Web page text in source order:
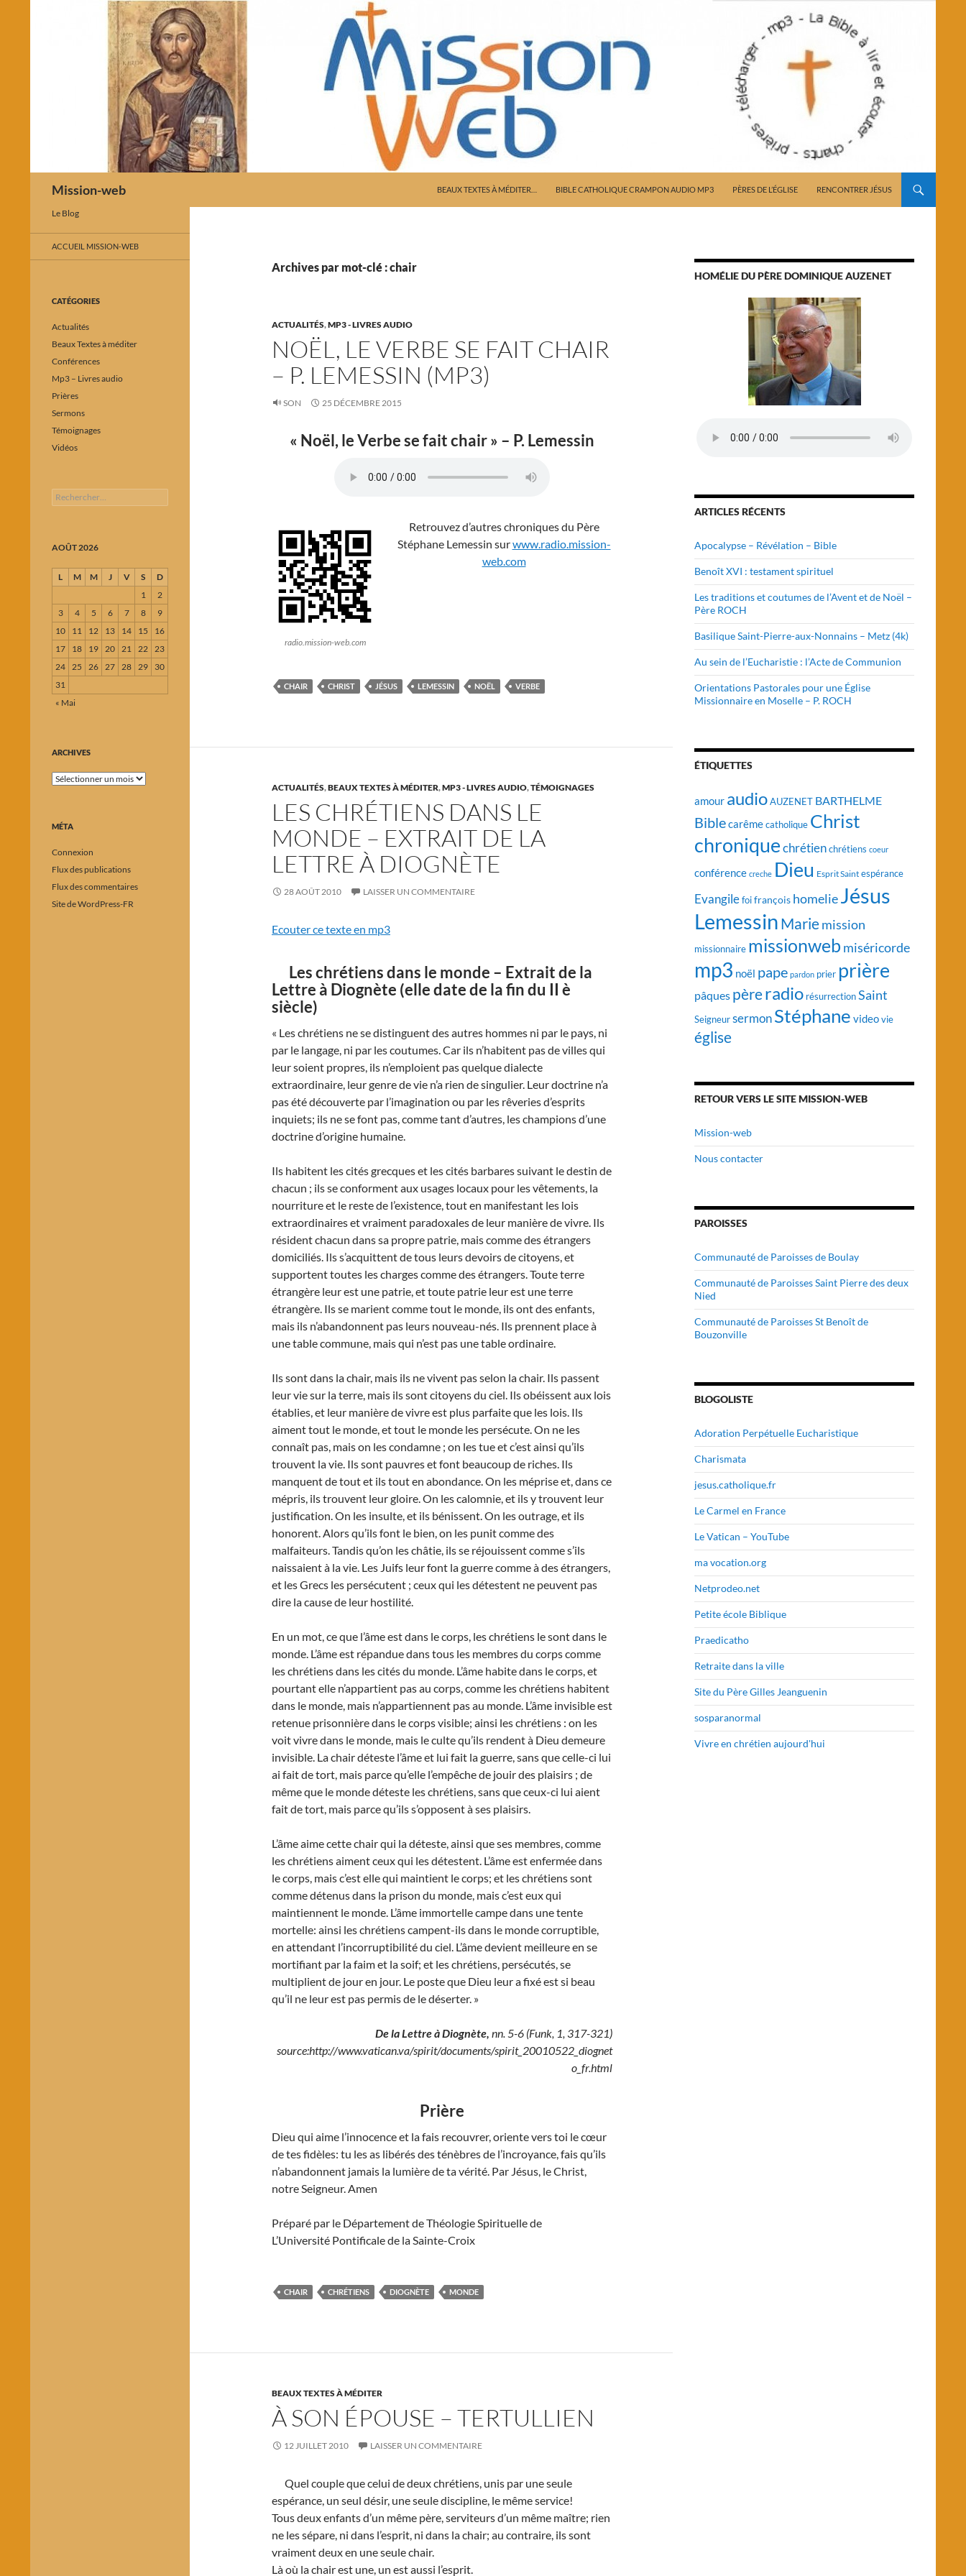
Mission-web
BEAUX TEXTES À MÉDITER…
BIBLE CATHOLIQUE CRAMPON AUDIO MP3 PÈRES DE L’ÉGLISE RENCONTRER JÉSUS
Archives par mot-clé : chair
ACTUALITÉS,MP3 - LIVRES AUDIO
NOËL, LE VERBE SE FAIT CHAIR
– P. LEMESSIN (MP3)
SON 25 DÉCEMBRE 2015
« Noël, le Verbe se fait chair » – P. Lemessin
radio.mission-web.com
Retrouvez d’autres chroniques du Père
Stéphane Lemessin surwww.radio.mission-
web.com
CHAIR CHRIST JÉSUS LEMESSIN NOËL VERBE
ACTUALITÉS,BEAUX TEXTES À MÉDITER,MP3 - LIVRES AUDIO,TÉMOIGNAGES
LES CHRÉTIENS DANS LE
MONDE – EXTRAIT DE LA
LETTRE À DIOGNÈTE
28 AOÛT 2010 LAISSER UN COMMENTAIRE
Ecouter ce texte en mp3
Les chrétiens dans le monde – Extrait de la
Lettre à Diognète (elle date de la fin du II è
siècle)
« Les chrétiens ne se distinguent des autres hommes ni par le pays, ni
par le langage, ni par les coutumes. Car ils n’habitent pas de villes qui
leur soient propres, ils n’emploient pas quelque dialecte
extraordinaire, leur genre de vie n’a rien de singulier. Leur doctrine n’a
pas été découverte par l’imagination ou par les rêveries d’esprits
inquiets; ils ne se font pas, comme tant d’autres, les champions d’une
doctrine d’origine humaine.
Ils habitent les cités grecques et les cités barbares suivant le destin de
chacun ; ils se conforment aux usages locaux pour les vêtements, la
nourriture et le reste de l’existence, tout en manifestant les lois
extraordinaires et vraiment paradoxales de leur manière de vivre. Ils
résident chacun dans sa propre patrie, mais comme des étrangers
domiciliés. Ils s’acquittent de tous leurs devoirs de citoyens, et
supportent toutes les charges comme des étrangers. Toute terre
étrangère leur est une patrie, et toute patrie leur est une terre
étrangère. Ils se marient comme tout le monde, ils ont des enfants,
mais ils n’abandonnent pas leurs nouveau-nés. Ils prennent place à
une table commune, mais qui n’est pas une table ordinaire.
Ils sont dans la chair, mais ils ne vivent pas selon la chair. Ils passent
leur vie sur la terre, mais ils sont citoyens du ciel. Ils obéissent aux lois
établies, et leur manière de vivre est plus parfaite que les lois. Ils
aiment tout le monde, et tout le monde les persécute. On ne les
connaît pas, mais on les condamne ; on les tue et c’est ainsi qu’ils
trouvent la vie. Ils sont pauvres et font beaucoup de riches. Ils
manquent de tout et ils tout en abondance. On les méprise et, dans ce
mépris, ils trouvent leur gloire. On les calomnie, et ils y trouvent leur
justification. On les insulte, et ils bénissent. On les outrage, et ils
honorent. Alors qu’ils font le bien, on les punit comme des
malfaiteurs. Tandis qu’on les châtie, ils se réjouissent comme s’ils
naissaient à la vie. Les Juifs leur font la guerre comme à des étrangers,
et les Grecs les persécutent ; ceux qui les détestent ne peuvent pas
dire la cause de leur hostilité.
En un mot, ce que l’âme est dans le corps, les chrétiens le sont dans le
monde. L’âme est répandue dans tous les membres du corps comme
les chrétiens dans les cités du monde. L’âme habite dans le corps, et
pourtant elle n’appartient pas au corps, comme les chrétiens habitent
dans le monde, mais n’appartiennent pas au monde. L’âme invisible est
retenue prisonnière dans le corps visible; ainsi les chrétiens : on les
voit vivre dans le monde, mais le culte qu’ils rendent à Dieu demeure
invisible. La chair déteste l’âme et lui fait la guerre, sans que celle-ci lui
ai fait de tort, mais parce qu’elle l’empêche de jouir des plaisirs ; de
même que le monde déteste les chrétiens, sans que ceux-ci lui aient
fait de tort, mais parce qu’ils s’opposent à ses plaisirs.
L’âme aime cette chair qui la déteste, ainsi que ses membres, comme
les chrétiens aiment ceux qui les détestent. L’âme est enfermée dans
le corps, mais c’est elle qui maintient le corps; et les chrétiens sont
comme détenus dans la prison du monde, mais c’est eux qui
maintiennent le monde. L’âme immortelle campe dans une tente
mortelle: ainsi les chrétiens campent-ils dans le monde corruptible,
en attendant l’incorruptibilité du ciel. L’âme devient meilleure en se
mortifiant par la faim et la soif; et les chrétiens, persécutés, se
multiplient de jour en jour. Le poste que Dieu leur a fixé est si beau
qu’il ne leur est pas permis de le déserter. »
De la Lettre à Diognète, nn. 5-6 (Funk, 1, 317-321)
source:http://www.vatican.va/spirit/documents/spirit_20010522_diognet
o_fr.html
Prière
Dieu qui aime l’innocence et la fais recouvrer, oriente vers toi le cœur
de tes fidèles: tu les as libérés des ténèbres de l’incroyance, fais qu’ils
n’abandonnent jamais la lumière de ta vérité. Par Jésus, le Christ,
notre Seigneur. Amen
Préparé par le Département de Théologie Spirituelle de
L’Université Pontificale de la Sainte-Croix
CHAIR CHRÉTIENS DIOGNÈTE MONDE
BEAUX TEXTES À MÉDITER
À SON ÉPOUSE – TERTULLIEN
12 JUILLET 2010 LAISSER UN COMMENTAIRE
Quel couple que celui de deux chrétiens, unis par une seule
espérance, un seul désir, une seule discipline, le même service!
Tous deux enfants d’un même père, serviteurs d’un même maître; rien
ne les sépare, ni dans l’esprit, ni dans la chair; au contraire, ils sont
vraiment deux en une seule chair.
Là où la chair est une, un est aussi l’esprit.
HOMÉLIE DU PÈRE DOMINIQUE AUZENET
ARTICLES RÉCENTS
Apocalypse – Révélation – Bible
Benoît XVI : testament spirituel
Les traditions et coutumes de l’Avent et de Noël –
Père ROCH
Basilique Saint-Pierre-aux-Nonnains – Metz (4k)
Au sein de l’Eucharistie : l’Acte de Communion
Orientations Pastorales pour une Église
Missionnaire en Moselle – P. ROCH
ÉTIQUETTES
amour audioAUZENET BARTHELME
Biblecarêmecatholique Christ
chronique chrétienchrétiens coeur
conférence creche Dieu Esprit Saint espérance
Evangilefoifrançois homelieJésus
LemessinMariemission
missionnaire missionweb miséricorde
mp3 noël pape pardon prier prière
pâques pèreradio résurrectionSaint
Seigneur sermon Stéphane videovie
église
RETOUR VERS LE SITE MISSION-WEB
Mission-web
Nous contacter
PAROISSES
Communauté de Paroisses de Boulay
Communauté de Paroisses Saint Pierre des deux
Nied
Communauté de Paroisses St Benoît de
Bouzonville
BLOGOLISTE
Adoration Perpétuelle Eucharistique
Charismata
jesus.catholique.fr
Le Carmel en France
Le Vatican – YouTube
ma vocation.org
Netprodeo.net
Petite école Biblique
Praedicatho
Retraite dans la ville
Site du Père Gilles Jeanguenin
sosparanormal
Vivre en chrétien aujourd'hui
Le Blog
ACCUEIL MISSION-WEB
CATÉGORIES
Actualités
Beaux Textes à méditer
Conférences
Mp3 – Livres audio
Prières
Sermons
Témoignages
Vidéos
Rechercher :
AOÛT 2026
L M M J V S
D
1
2
3
4 5 6 7 8
9
10
11 12 13 14 15
16
17
18 19 20 21 22 23
24 25 26 27 28 29
30
31
« Mai
ARCHIVES
Archives
MÉTA
Connexion
Flux des publications
Flux des commentaires
Site de WordPress-FR